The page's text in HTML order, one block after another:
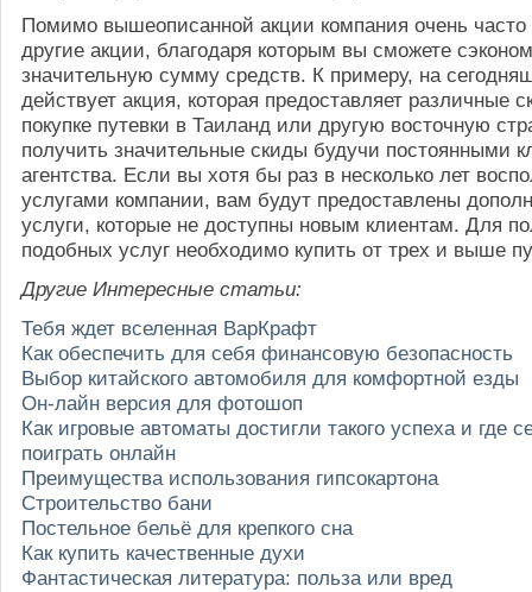
Помимо вышеописанной акции компания очень часто
другие акции, благодаря которым вы сможете
значительную сумму средств. К примеру, на
действует акция, которая предоставляет различные
покупке путевки в Таиланд или другую восточную
получить значительные скиды будучи постоянными
агентства. Если вы хотя бы раз в несколько лет
услугами компании, вам будут предоставлены
услуги, которые не доступны новым клиентам. Для
подобных услуг необходимо купить от трех и выше
Другие Интересные статьи:
Тебя ждет вселенная ВарКрафт
Как обеспечить для себя финансовую безопасность
Выбор китайского автомобиля для комфортной езды
Он-лайн версия для фотошоп
Как игровые автоматы достигли такого успеха и где
поиграть онлайн
Преимущества использования гипсокартона
Строительство бани
Постельное бельё для крепкого сна
Как купить качественные духи
Фантастическая литература: польза или вред